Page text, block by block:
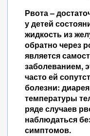
Рвота –
у детей
жидкость из
обратно через
является
заболеванием,
часто ей
болезни:
температуры
ряде случаев
наблюдаться
симптомов.